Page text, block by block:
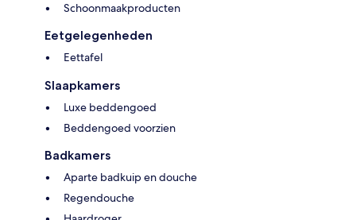
Schoonmaakproducten
Eetgelegenheden
Eettafel
Slaapkamers
Luxe beddengoed
Beddengoed voorzien
Badkamers
Aparte badkuip en douche
Regendouche